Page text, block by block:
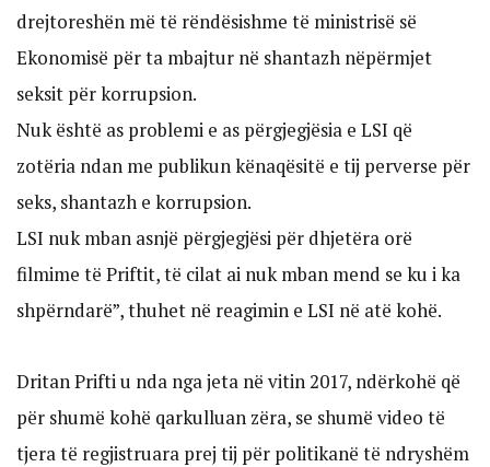
drejtoreshën më të rëndësishme të ministrisë së
Ekonomisë për ta mbajtur në shantazh nëpërmjet
seksit për korrupsion.
Nuk është as problemi e as përgjegjësia e LSI që
zotëria ndan me publikun kënaqësitë e tij perverse për
seks, shantazh e korrupsion.
LSI nuk mban asnjë përgjegjësi për dhjetëra orë
filmime të Priftit, të cilat ai nuk mban mend se ku i ka
shpërndarë”, thuhet në reagimin e LSI në atë kohë.
Dritan Prifti u nda nga jeta në vitin 2017, ndërkohë që
për shumë kohë qarkulluan zëra, se shumë video të
tjera të regjistruara prej tij për politikanë të ndryshëm